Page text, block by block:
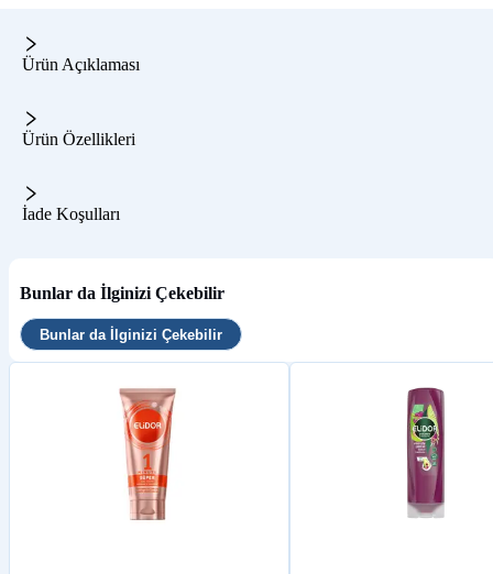
Ürün Açıklaması
Ürün Özellikleri
İade Koşulları
Bunlar da İlginizi Çekebilir
Bunlar da İlginizi Çekebilir